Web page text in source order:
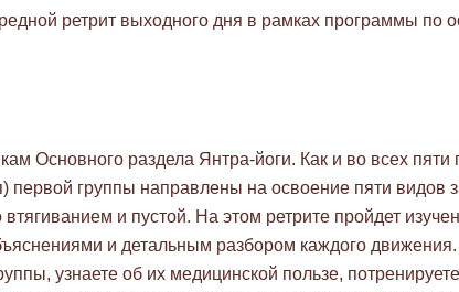
ретрит выходного дня в рамках программы по
Основного раздела Янтра-йоги. Как и во всех пяти
первой группы направлены на освоение пяти видов
и пустой. На этом ретрите пройдет
и детальным разбором каждого движения.
узнаете об их медицинской пользе,